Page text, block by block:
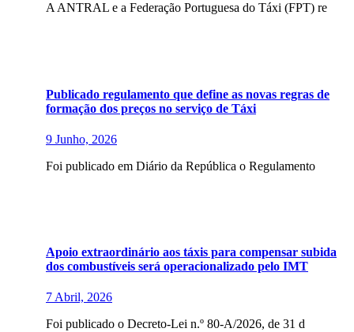
A ANTRAL e a Federação Portuguesa do Táxi (FPT) re
Publicado regulamento que define as novas regras de
formação dos preços no serviço de Táxi
9 Junho, 2026
Foi publicado em Diário da República o Regulamento
Apoio extraordinário aos táxis para compensar subida
dos combustíveis será operacionalizado pelo IMT
7 Abril, 2026
Foi publicado o Decreto-Lei n.º 80-A/2026, de 31 d